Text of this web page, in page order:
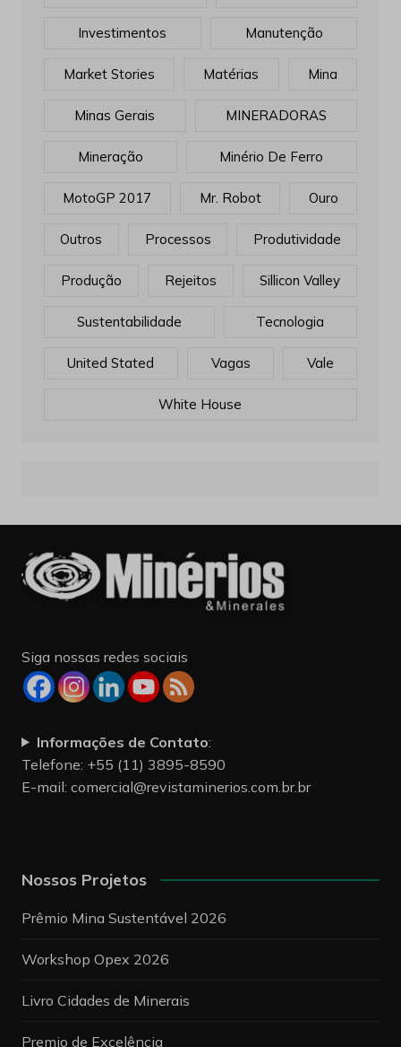
Investimentos Manutenção
Market Stories Matérias Mina
Minas Gerais MINERADORAS
Mineração Minério De Ferro
MotoGP 2017 Mr. Robot Ouro
Outros Processos Produtividade
Produção Rejeitos Sillicon Valley
Sustentabilidade Tecnologia
United Stated Vagas Vale
White House
Siga nossas redes sociais
Informações de Contato:
Telefone: +55 (11) 3895-8590
E-mail: comercial@revistaminerios.com.br.br
Nossos Projetos
Prêmio Mina Sustentável 2026
Workshop Opex 2026
Livro Cidades de Minerais
Premio de Excelência